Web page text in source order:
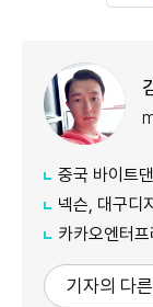
중국 바이트댄
넥슨, 대구디지
카카오엔터
기자의 다